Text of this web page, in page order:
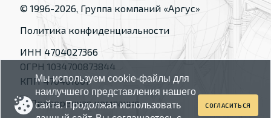
© 1996-2026, Группа компаний «Аргус»
Политика конфиденциальности
ИНН 4704027366
ОГРН 1034700873844
КПП 470401001
Мы используем cookie-файлы для
наилучшего представления нашего
сайта. Продолжая использовать
СОГЛАСИТЬСЯ